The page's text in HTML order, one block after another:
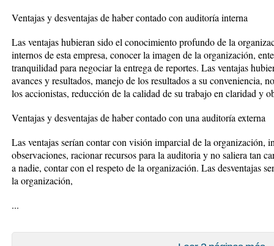
Ventajas y desventajas de haber contado con auditoría interna
Las ventajas hubieran sido el conocimiento profundo de la
internos de esta empresa, conocer la imagen de la organización,
tranquilidad para negociar la entrega de reportes. Las ventajas
avances y resultados, manejo de los resultados a su conveniencia,
los accionistas, reducción de la calidad de su trabajo en claridad y
Ventajas y desventajas de haber contado con una auditoría externa
Las ventajas serían contar con visión imparcial de la organización,
observaciones, racionar recursos para la auditoria y no saliera tan
a nadie, contar con el respeto de la organización. Las desventajas
la organización,
...